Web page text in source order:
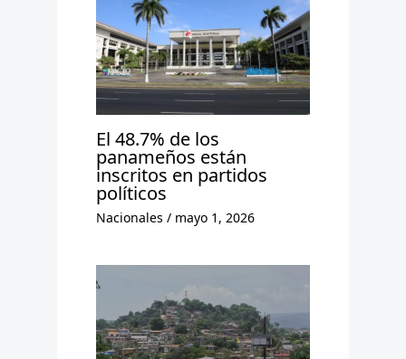
El 48.7% de los
panameños están
inscritos en partidos
políticos
Nacionales / mayo 1, 2026